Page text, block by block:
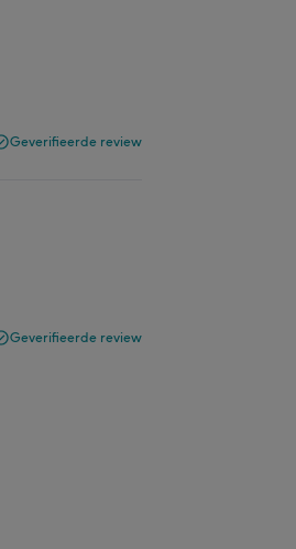
Geverifieerde review
Geverifieerde review